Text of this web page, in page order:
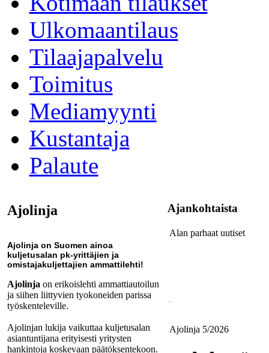
Ulkomaantilaus
Tilaajapalvelu
Toimitus
Mediamyynti
Kustantaja
Palaute
Ajolinja
Ajolinja on Suomen ainoa
kuljetusalan pk-yrittäjien ja
omistajakuljettajien ammattilehti!
Ajolinja on erikoislehti ammattiautoilun
ja siihen liittyvien tyokoneiden parissa
työskenteleville.
Ajolinjan lukija vaikuttaa kuljetusalan
asiantuntijana erityisesti yritysten
hankintoja koskevaan päätöksentekoon.
Ajankohtaista
Alan parhaat uutiset
Ajolinja 5/2026